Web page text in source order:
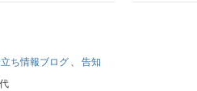
ち情報ブログ 、 告知